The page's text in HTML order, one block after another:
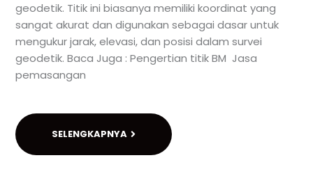
geodetik. Titik ini biasanya memiliki koordinat yang
sangat akurat dan digunakan sebagai dasar untuk
mengukur jarak, elevasi, dan posisi dalam survei
geodetik. Baca Juga : Pengertian titik BM Jasa
pemasangan
SELENGKAPNYA